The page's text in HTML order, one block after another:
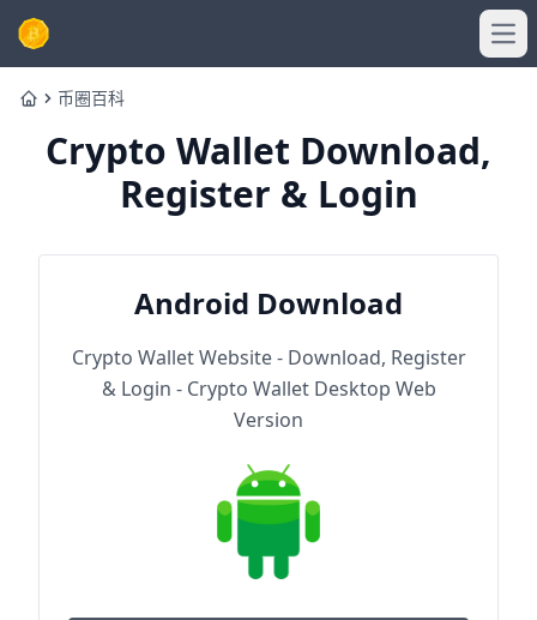
Home币圈百科
Crypto Wallet Download,
Register & Login
Android Download
Crypto Wallet Website - Download, Register
& Login - Crypto Wallet Desktop Web
Version